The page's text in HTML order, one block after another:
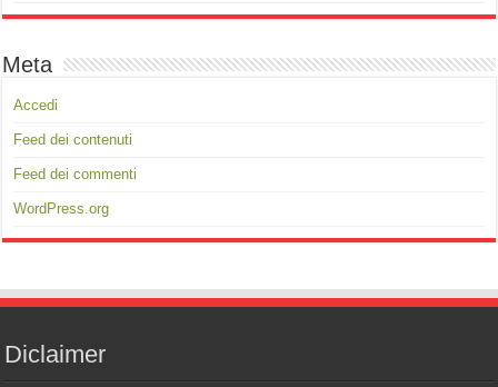
Meta
Accedi
Feed dei contenuti
Feed dei commenti
WordPress.org
Diclaimer